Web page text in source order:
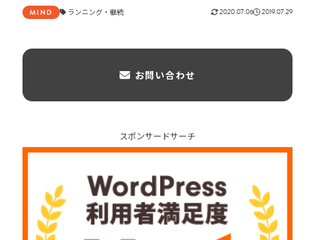
MIND ランニング 継続 2020.07.06 2019.07.29
お問い合わせ
スポンサードサーチ